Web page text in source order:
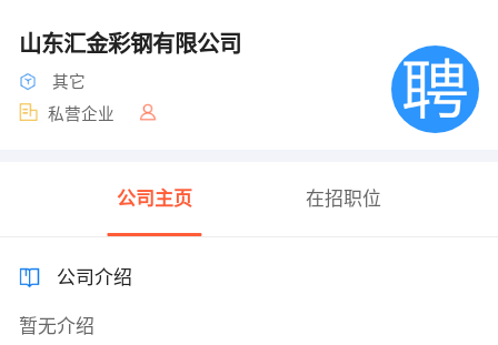
山东汇金彩钢有限公司
其它
私营企业
公司主页 在招职位
公司介绍
暂无介绍